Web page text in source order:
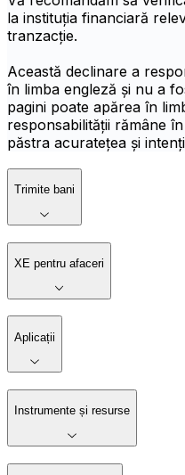
la instituția financiară
tranzacție.
Această declinare a
în limba engleză și nu a
pagini poate apărea în
responsabilității rămâne
păstra acuratețea și
Trimite bani
XE pentru afaceri
Aplicații
Instrumente și resurse